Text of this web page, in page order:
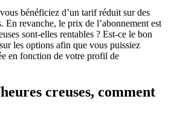
bénéficiez d’un tarif réduit sur des
En revanche, le prix de l’abonnement est
sont-elles rentables ? Est-ce le bon
les options afin que vous puissiez
en fonction de votre profil de
creuses, comment